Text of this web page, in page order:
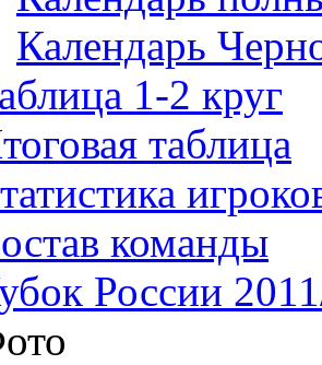
Календарь
1-2 круг
таблица
команды
России